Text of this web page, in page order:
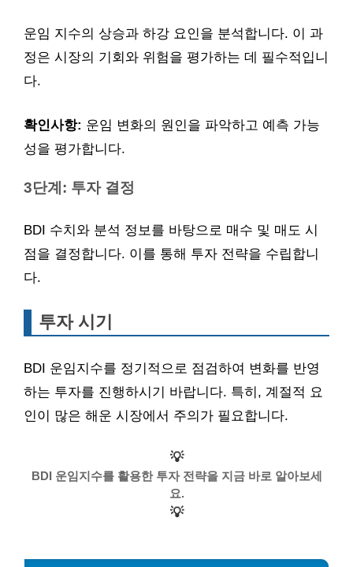
운임 지수의 상승과 하강 요인을 분석합니다. 이 과
정은 시장의 기회와 위험을 평가하는 데 필수적입니
다.
확인사항: 운임 변화의 원인을 파악하고 예측 가능
성을 평가합니다.
3단계: 투자 결정
BDI 수치와 분석 정보를 바탕으로 매수 및 매도 시
점을 결정합니다. 이를 통해 투자 전략을 수립합니
다.
투자 시기
BDI 운임지수를 정기적으로 점검하여 변화를 반영
하는 투자를 진행하시기 바랍니다. 특히, 계절적 요
인이 많은 해운 시장에서 주의가 필요합니다.
💡
BDI 운임지수를 활용한 투자 전략을 지금 바로 알아보세
요.
💡